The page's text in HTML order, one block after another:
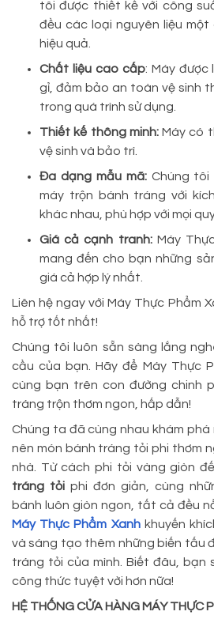
tôi được thiết kế với công
đều các loại nguyên liệu
hiệu quả.
Chất liệu cao cấp: Máy được
gỉ, đảm bảo an toàn vệ sinh
trong quá trình sử dụng.
Thiết kế thông minh:Máy có
vệ sinh và bảo trì.
Đa dạng mẫu mã: Chúng tôi
máy trộn bánh tráng với
khác nhau, phù hợp với mọi
Giá cả cạnh tranh: Máy
mang đến cho bạn những
giá cả hợp lý nhất.
Liên hệ ngay với Máy Thực Phẩm
hỗ trợ tốt nhất!
Chúng tôi luôn sẵn sàng lắng
cầu của bạn. Hãy để Máy Thực
cùng bạn trên con đường chinh
tráng trộn thơm ngon, hấp dẫn!
Chúng ta đã cùng nhau khám
nên món bánh tráng tỏi phi thơm
nhà. Từ cách phi tỏi vàng giòn
tráng tỏi phi đơn giản, cùng
bánh luôn giòn ngon, tất cả đều
Máy Thực Phẩm Xanhkhuyến
và sáng tạo thêm những biến tấu
tráng tỏi của mình. Biết đâu, bạn
công thức tuyệt vời hơn nữa!
HỆ THỐNG CỬA HÀNG MÁY THỰC